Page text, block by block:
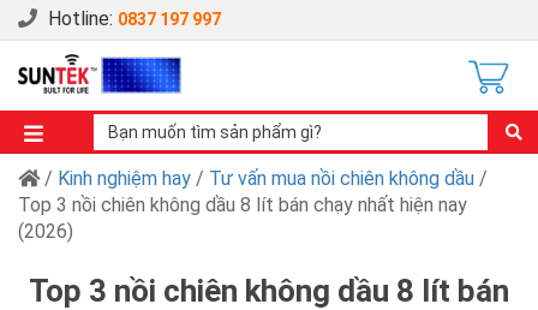
Hotline: 0837 197 997
/ Kinh nghiệm hay / Tư vấn mua nồi chiên không dầu /
Top 3 nồi chiên không dầu 8 lít bán chạy nhất hiện nay
(2026)
Top 3 nồi chiên không dầu 8 lít bán